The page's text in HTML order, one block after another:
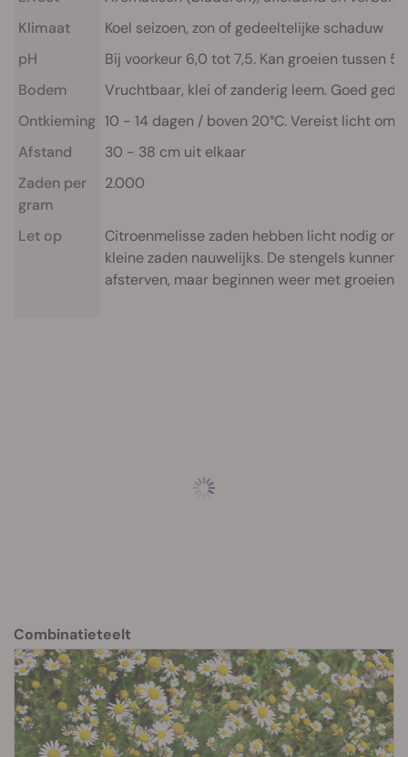
Klimaat
Koel seizoen, zon of gedeeltelijke schaduw
pH
Bij voorkeur 6,0 tot 7,5. Kan groeien tussen
Bodem
Vruchtbaar, klei of zanderig leem. Goed
Ontkieming 10 - 14 dagen / boven 20°C. Vereist licht om
Afstand
30 - 38 cm uit elkaar
Zaden per
gram
2.000
Let op
Citroenmelisse zaden hebben licht nodig
kleine zaden nauwelijks. De stengels kunnen
afsterven, maar beginnen weer met groeien
Combinatieteelt